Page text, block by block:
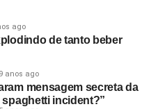
ago
de tanto beber
9 anos ago
mensagem secreta da
spaghetti incident?”